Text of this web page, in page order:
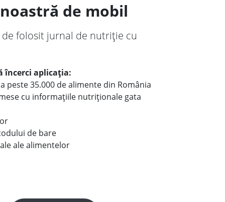
de mobil
de folosit jurnal de nutriție cu
încerci aplicația:
peste 35.000 de alimente din România
cu informațiile nutriționale gata
de bare
ale alimentelor